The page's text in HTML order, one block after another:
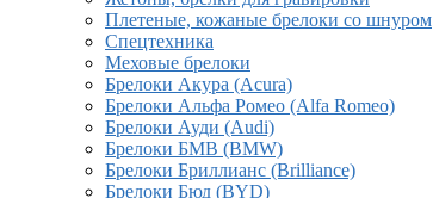
Плетеные, кожаные брелоки со шнуром
Спецтехника
Меховые брелоки
Брелоки Акура (Acura)
Брелоки Альфа Ромео (Alfa Romeo)
Брелоки Ауди (Audi)
Брелоки БМВ (BMW)
Брелоки Бриллианс (Brilliance)
Брелоки Бюд (BYD)